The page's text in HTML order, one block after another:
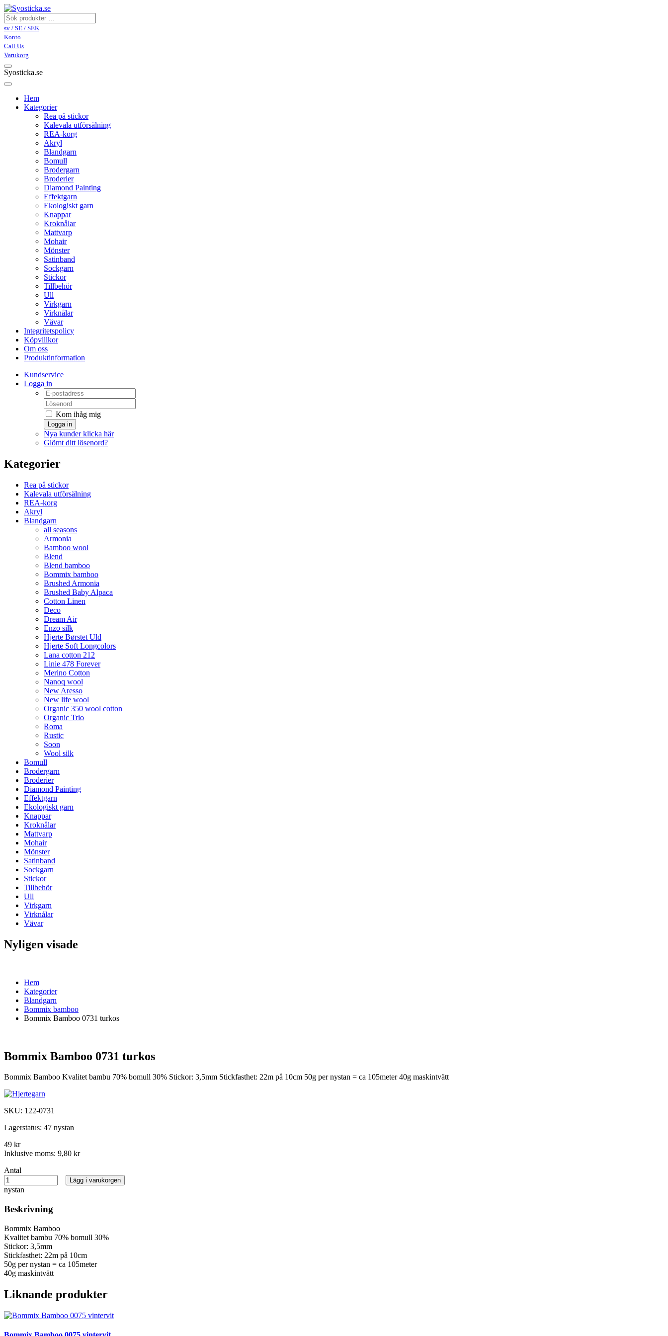
sv / SE / SEK
Konto
Call Us
Varukorg
Syosticka.se
Hem
Kategorier
Rea på stickor
Kalevala utförsälning
REA-korg
Akryl
Blandgarn
Bomull
Brodergarn
Broderier
Diamond Painting
Effektgarn
Ekologiskt garn
Knappar
Kroknålar
Mattvarp
Mohair
Mönster
Satinband
Sockgarn
Stickor
Tillbehör
Ull
Virkgarn
Virknålar
Vävar
Integritetspolicy
Köpvillkor
Om oss
Produktinformation
Kundservice
Logga in
Kom ihåg mig
Logga in
Nya kunder klicka här
Glömt ditt lösenord?
Kategorier
Rea på stickor
Kalevala utförsälning
REA-korg
Akryl
Blandgarn
all seasons
Armonia
Bamboo wool
Blend
Blend bamboo
Bommix bamboo
Brushed Armonia
Brushed Baby Alpaca
Cotton Linen
Deco
Dream Air
Enzo silk
Hjerte Børstet Uld
Hjerte Soft Longcolors
Lana cotton 212
Linie 478 Forever
Merino Cotton
Nanoq wool
New Aresso
New life wool
Organic 350 wool cotton
Organic Trio
Roma
Rustic
Soon
Wool silk
Bomull
Brodergarn
Broderier
Diamond Painting
Effektgarn
Ekologiskt garn
Knappar
Kroknålar
Mattvarp
Mohair
Mönster
Satinband
Sockgarn
Stickor
Tillbehör
Ull
Virkgarn
Virknålar
Vävar
Nyligen visade
Hem
Kategorier
Blandgarn
Bommix bamboo
Bommix Bamboo 0731 turkos
Bommix Bamboo 0731 turkos
Bommix Bamboo Kvalitet bambu 70% bomull 30% Stickor: 3,5mm Stickfasthet: 22m på 10cm 50g per nystan = ca 105meter 40g maskintvätt
SKU: 122-0731
Lagerstatus: 47 nystan
49 kr
Inklusive moms: 9,80 kr
Antal
nystan
Lägg i varukorgen
Beskrivning
Bommix Bamboo
Kvalitet bambu 70% bomull 30%
Stickor: 3,5mm
Stickfasthet: 22m på 10cm
50g per nystan = ca 105meter
40g maskintvätt
Liknande produkter